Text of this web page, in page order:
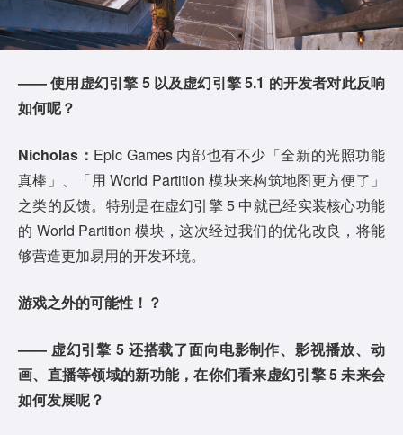
—— 使用虚幻引擎 5 以及虚幻引擎 5.1 的开发者对此反响
如何呢？
Nicholas： Epic Games 内部也有不少「全新的光照功能
真棒」、「用 World Partition 模块来构筑地图更方便了」
之类的反馈。特别是在虚幻引擎 5 中就已经实装核心功能
的 World Partition 模块，这次经过我们的优化改良，将能
够营造更加易用的开发环境。
游戏之外的可能性！？
—— 虚幻引擎 5 还搭载了面向电影制作、影视播放、动
画、直播等领域的新功能，在你们看来虚幻引擎 5 未来会
如何发展呢？